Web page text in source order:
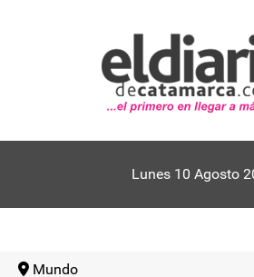
Lunes 10 Agosto
Mundo